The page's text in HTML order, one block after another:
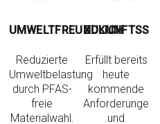
UMWELTFREUNDLICH
Reduzierte
Umweltbelastung
durch PFAS-
freie
Materialwahl.
Erfüllt bereits
heute
kommende
Anforderungen
und